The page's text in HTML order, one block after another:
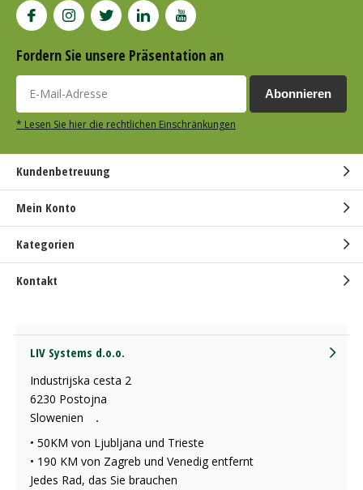
Fordern Sie unsere Präsentation an
Abonnieren
* Lesen Sie hier die rechtlichen Einschränkungen
Kundenbetreuung
Mein Konto
Kategorien
Kontakt
LIV Systems d.o.o.
Industrijska cesta 2
6230 Postojna
Slowenien
.
• 50KM von Ljubljana und Trieste
• 190 KM von Zagreb und Venedig entfernt
Jedes Rad, das Sie brauchen